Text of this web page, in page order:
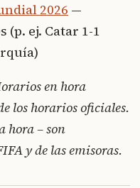
2026 —
ej. Catar 1-1
en hora
los horarios oficiales.
hora – son
y de las emisoras.